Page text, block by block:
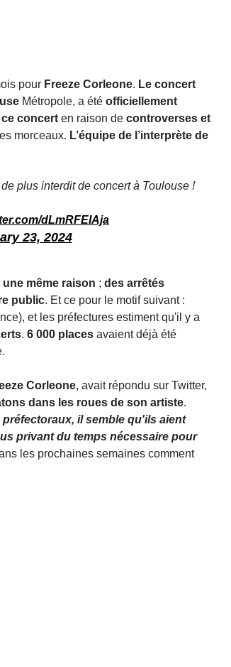
pour Freeze Corleone. Le concert
Métropole, a été officiellement
concert en raison de controverses et
morceaux. L’équipe de l’interprète de
plus interdit de concert à Toulouse !
dLmRFEIAja
23, 2024
même raison ; des arrêtés
public. Et ce pour le motif suivant :
et les préfectures estiment qu'il y a
. 6 000 places avaient déjà été
Corleone, avait répondu sur Twitter,
dans les roues de son artiste.
il semble qu'ils aient
privant du temps nécessaire pour
les prochaines semaines comment